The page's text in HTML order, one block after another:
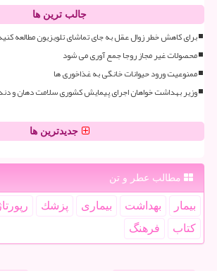
جالب ترین ها
برای کاهش خطر زوال عقل به جای تماشای تلویزیون مطالعه
محصولات غیر مجاز روجا جمع آوری می شود
ممنوعیت ورود حیوانات خانگی به غذاخوری ها
وزیر بهداشت خواهان اجرای پیمایش کشوری سلامت دهان و
جدیدترین ها
مطالب عطر و تن
بیمار بهداشت بیماری پزشك رپورتاژ
كتاب
فرهنگ